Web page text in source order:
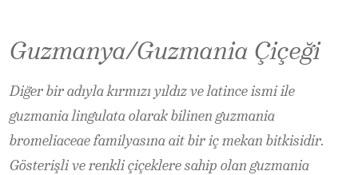
Guzmanya/Guzmania Çiçeği
Diğer bir adıyla kırmızı yıldız ve latince ismi ile
guzmania lingulata olarak bilinen guzmania
bromeliaceae familyasına ait bir iç mekan bitkisidir.
Gösterişli ve renkli çiçeklere sahip olan guzmania